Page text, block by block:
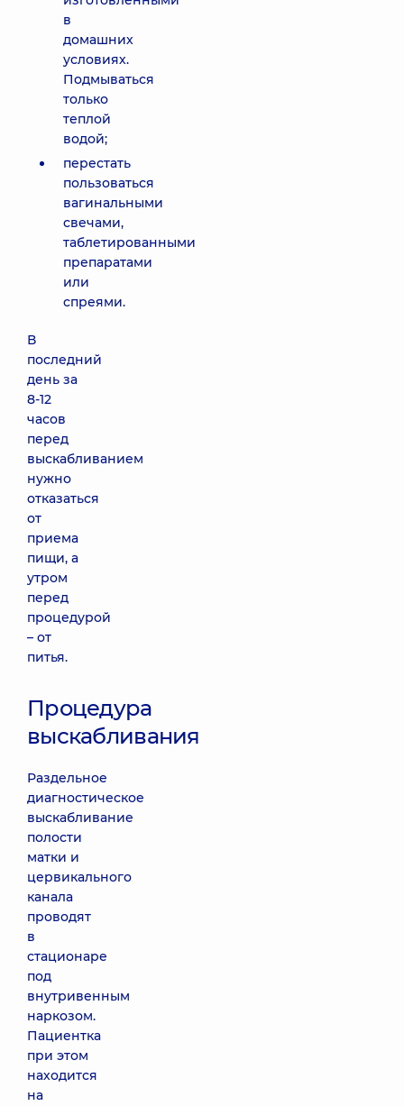
в
домашних
условиях.
Подмываться
только
теплой
водой;
перестать
пользоваться
вагинальными
свечами,
таблетированными
препаратами
или
спреями.
В
последний
день за
8-12
часов
перед
выскабливанием
нужно
отказаться
от
приема
пищи, а
утром
перед
процедурой
– от
питья.
Процедура
выскабливания
Раздельное
диагностическое
выскабливание
полости
матки и
цервикального
канала
проводят
в
стационаре
под
внутривенным
наркозом.
Пациентка
при этом
находится
на